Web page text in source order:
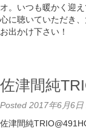
オ。いつも暖かく迎
心に聴いていただき
お出かけ下さい！
佐津間純
Posted 2017年6月6日
佐津間純